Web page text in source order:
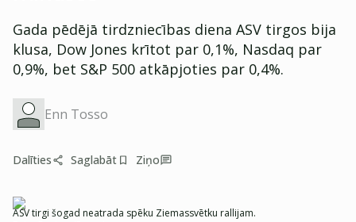
Gada pēdējā tirdzniecības diena ASV tirgos bija
klusa, Dow Jones krītot par 0,1%, Nasdaq par
0,9%, bet S&P 500 atkāpjoties par 0,4%.
Enn Tosso
Dalīties Saglabāt Ziņo
ASV tirgi šogad neatrada spēku Ziemassvētku rallijam.